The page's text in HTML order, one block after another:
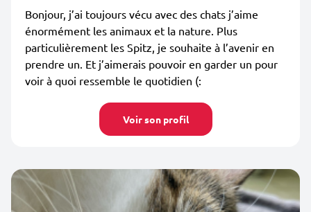
Bonjour, j’ai toujours vécu avec des chats j’aime
énormément les animaux et la nature. Plus
particulièrement les Spitz, je souhaite à l’avenir en
prendre un. Et j’aimerais pouvoir en garder un pour
voir à quoi ressemble le quotidien (:
Voir son profil